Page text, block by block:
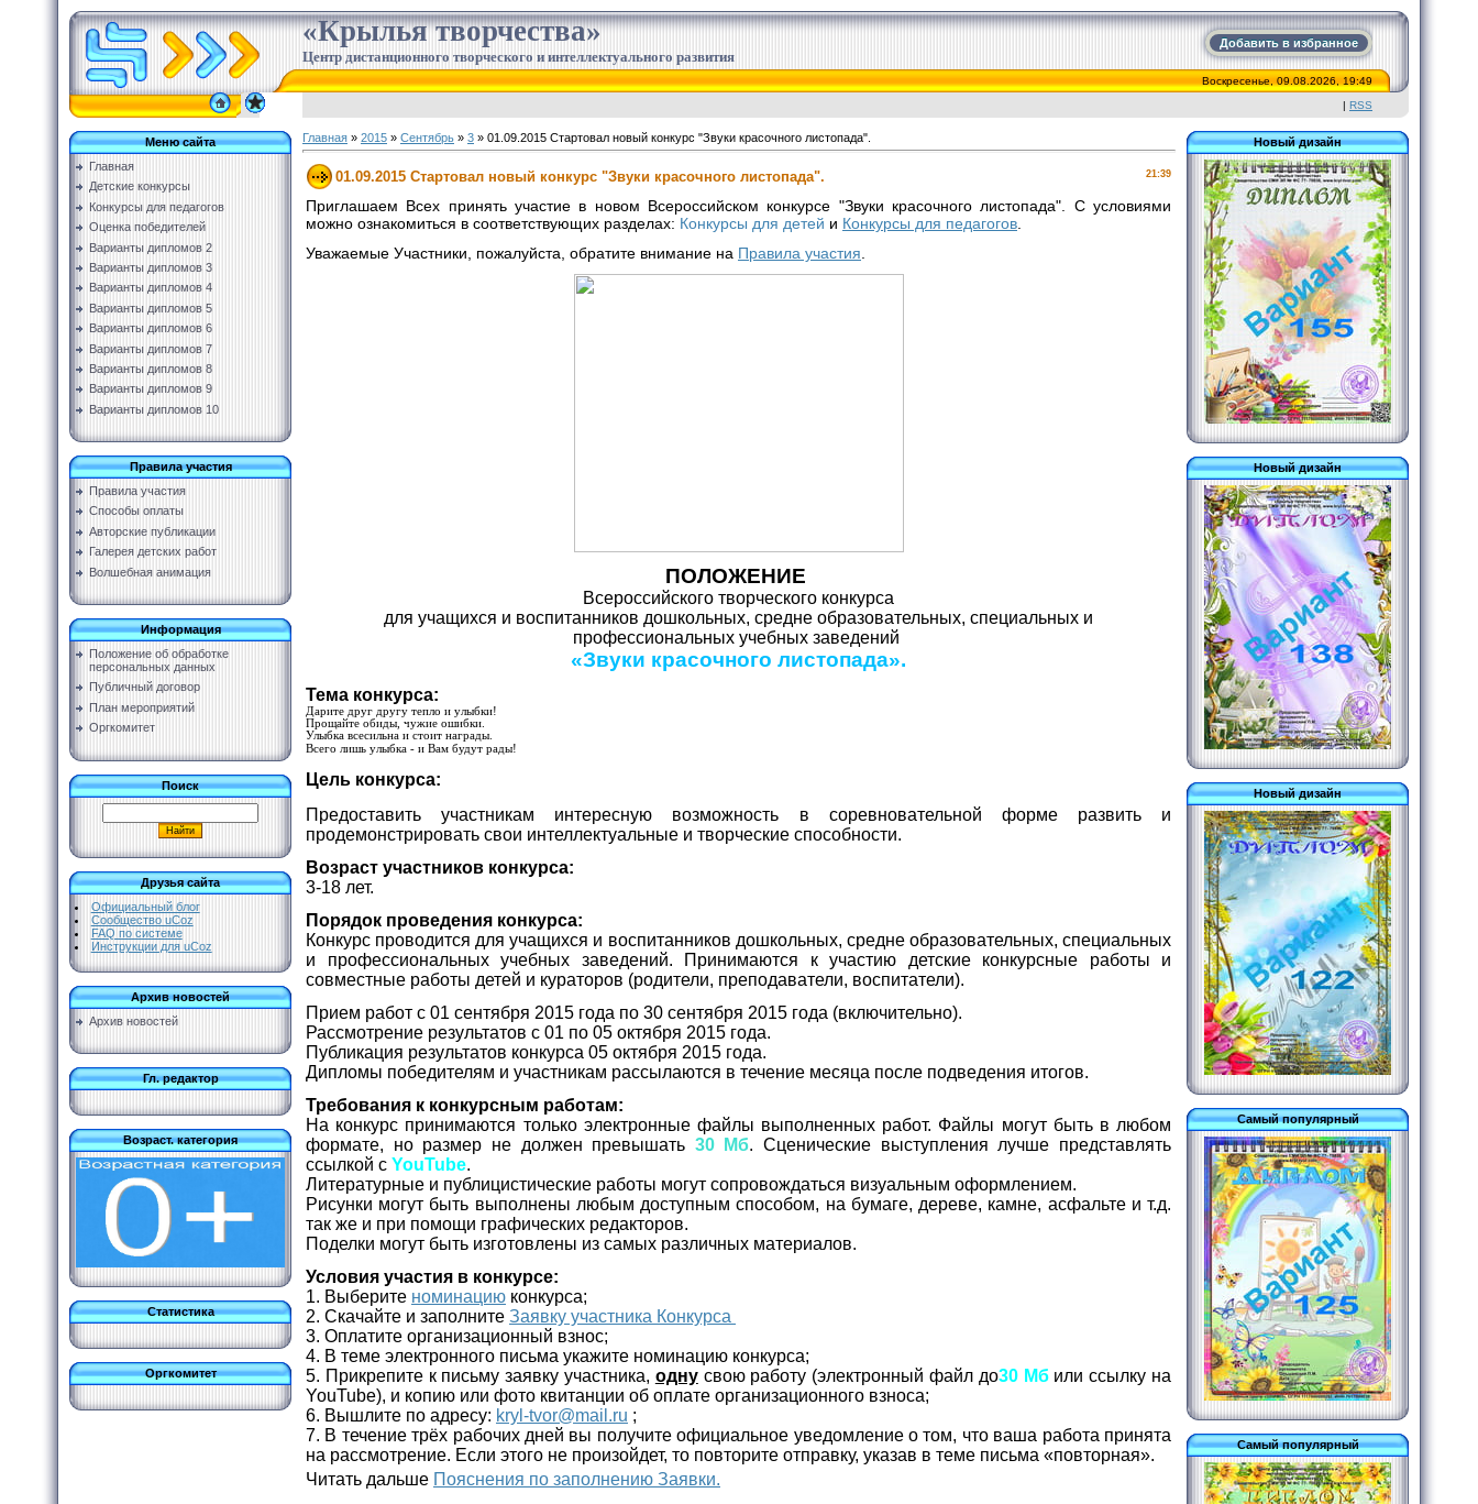
Добавить в избранное
«Крылья творчества»
Центр дистанционного творческого и интеллектуального развития
Воскресенье, 09.08.2026, 19:49
| RSS
Меню сайта
Главная
Детские конкурсы
Конкурсы для педагогов
Оценка победителей
Варианты дипломов 2
Варианты дипломов 3
Варианты дипломов 4
Варианты дипломов 5
Варианты дипломов 6
Варианты дипломов 7
Варианты дипломов 8
Варианты дипломов 9
Варианты дипломов 10
Правила участия
Правила участия
Способы оплаты
Авторские публикации
Галерея детских работ
Волшебная анимация
Информация
Положение об обработке
персональных данных
Публичный договор
План мероприятий
Оргкомитет
Поиск
Друзья сайта
Официальный блог
Сообщество uCoz
FAQ по системе
Инструкции для uCoz
Архив новостей
Архив новостей
Гл. редактор
Возраст. категория
Статистика
Оргкомитет
Главная » 2015 » Сентябрь » 3 » 01.09.2015 Стартовал новый конкурс "Звуки красочного листопада".
21:39
01.09.2015 Стартовал новый конкурс "Звуки красочного листопада".
Приглашаем Всех принять участие в новом Всероссийском конкурсе "Звуки красочного листопада". С условиями
можно ознакомиться в соответствующих разделах: Конкурсы для детей и Конкурсы для педагогов
Уважаемые Участники, пожалуйста, обратите внимание на Правила участия
ПОЛОЖЕНИЕ
Всероссийского творческого конкурса
для учащихся и воспитанников дошкольных, средне образовательных, специальных и
профессиональных учебных заведений
«Звуки красочного листопада».
Тема конкурса:
Дарите друг другу тепло и улыбки!
Прощайте обиды, чужие ошибки.
Улыбка всесильна и стоит награды.
Всего лишь улыбка - и Вам будут рады!
Цель конкурса:
Предоставить участникам интересную возможность в соревновательной форме развить и
продемонстрировать свои интеллектуальные и творческие способности.
Возраст участников конкурса:
3-18 лет.
Порядок проведения конкурса:
Конкурс проводится для учащихся и воспитанников дошкольных, средне образовательных, специальных
и профессиональных учебных заведений. Принимаются к участию детские конкурсные работы и
совместные работы детей и кураторов (родители, преподаватели, воспитатели).
Прием работ с 01 сентября 2015 года по 30 сентября 2015 года (включительно).
Рассмотрение результатов с 01 по 05 октября 2015 года.
Публикация результатов конкурса 05 октября 2015 года.
Дипломы победителям и участникам рассылаются в течение месяца после подведения итогов.
Требования к конкурсным работам:
На конкурс принимаются только электронные файлы выполненных работ. Файлы могут быть в любом
формате, но размер не должен превышать 30 Мб. Сценические выступления лучше представлять
ссылкой с YouTube.
Литературные и публицистические работы могут сопровождаться визуальным оформлением.
Рисунки могут быть выполнены любым доступным способом, на бумаге, дереве, камне, асфальте и т.д.
так же и при помощи графических редакторов.
Поделки могут быть изготовлены из самых различных материалов.
Условия участия в конкурсе:
1. Выберите номинацию конкурса;
2. Скачайте и заполните Заявку участника Конкурса
3. Оплатите организационный взнос;
4. В теме электронного письма укажите номинацию конкурса;
5. Прикрепите к письму заявку участника, однусвою работу (электронный файл до30 Мбили ссылку на
YouTube), и копию или фото квитанции об оплате организационного взноса;
6. Вышлите по адресу: kryl-tvor@mail.ru ;
7. В течение трёх рабочих дней вы получите официальное уведомление о том, что ваша работа принята
на рассмотрение. Если этого не произойдет, то повторите отправку, указав в теме письма «повторная».
Читать дальше Пояснения по заполнению Заявки.
Новый дизайн
Новый дизайн
Новый дизайн
Самый популярный
Самый популярный